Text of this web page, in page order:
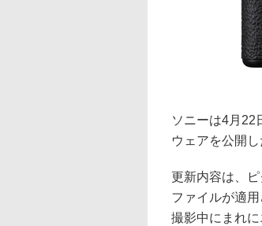
ソニーは4月22
ウェアを公開し
更新内容は、
ファイルが適
撮影中にまれ